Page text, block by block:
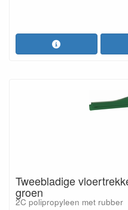
Tweebladige
groen
2C polipropyleen met rubber